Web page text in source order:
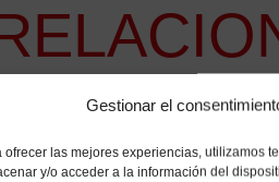
Gestionar el
ofrecer las mejores experiencias, utilizamos
y/o acceder a la información del